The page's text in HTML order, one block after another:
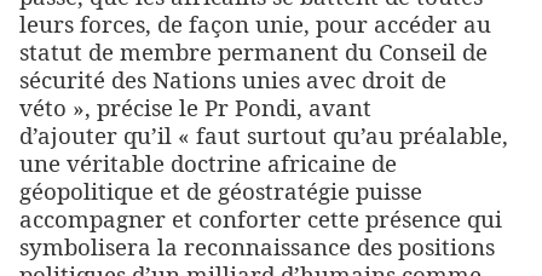
leurs forces, de façon unie, pour accéder au
statut de membre permanent du Conseil de
sécurité des Nations unies avec droit de
véto », précise le Pr Pondi, avant
d’ajouter qu’il « faut surtout qu’au préalable,
une véritable doctrine africaine de
géopolitique et de géostratégie puisse
accompagner et conforter cette présence qui
symbolisera la reconnaissance des positions